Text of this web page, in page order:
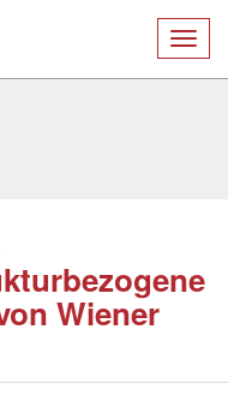
Wiener